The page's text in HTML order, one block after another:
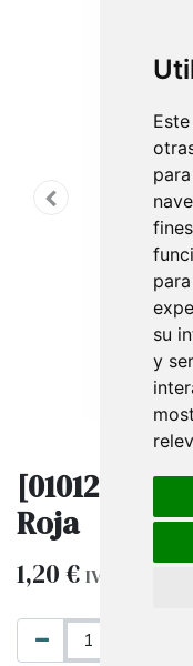
su
y
[0101201]
Roja
1,20€ IVA excluido